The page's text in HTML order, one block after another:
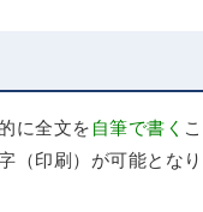
に全文を自筆で書く
（印刷）が可能とな